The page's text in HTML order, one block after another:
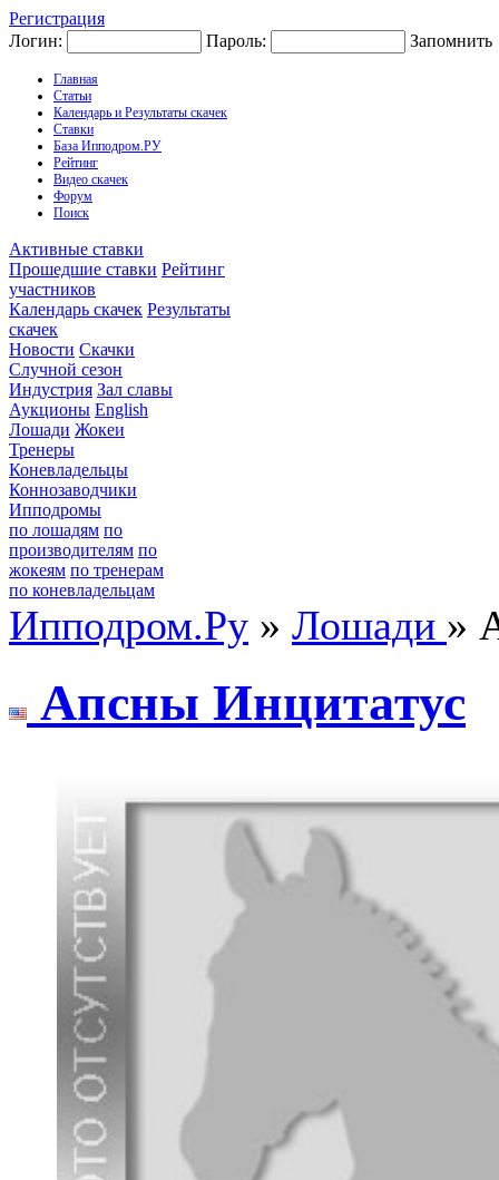
Регистрация
Логин:
Пароль: Запомнить
Главная
Статьи
Календарь и Результаты скачек
Ставки
База Ипподром.РУ
Рейтинг
Видео скачек
Форум
Поиск
Активные ставки
Прошедшие ставки Рейтинг
участников
Календарь скачек Результаты
скачек
Новости Скачки
Случной сезон
Индустрия Зал славы
Аукционы English
Лошади Жокеи
Тренеры
Коневладельцы
Коннозаводчики
Ипподромы
по лошадям по
производителям по
жокеям по тренерам
по коневладельцам
Ипподром.Ру » Лошади »
Апсны Инцитaтус